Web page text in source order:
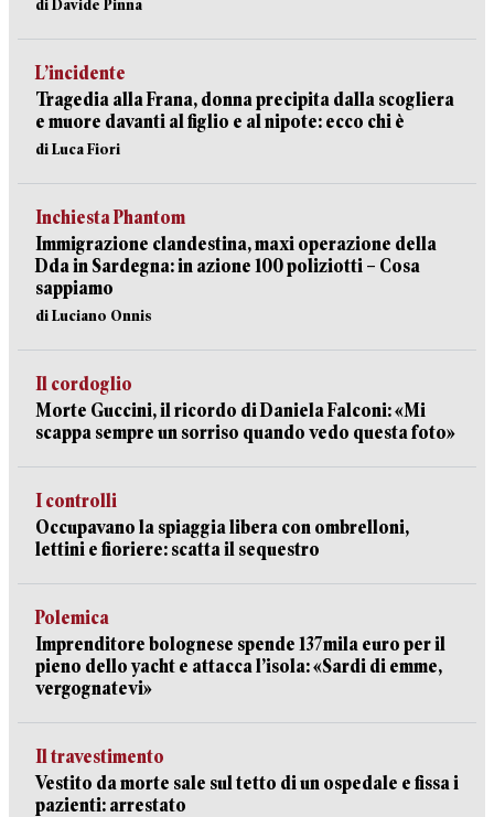
di Davide Pinna
L’incidente
Tragedia alla Frana, donna precipita dalla scogliera
e muore davanti al figlio e al nipote: ecco chi è
di Luca Fiori
Inchiesta Phantom
Immigrazione clandestina, maxi operazione della
Dda in Sardegna: in azione 100 poliziotti – Cosa
sappiamo
di Luciano Onnis
Il cordoglio
Morte Guccini, il ricordo di Daniela Falconi: «Mi
scappa sempre un sorriso quando vedo questa foto»
I controlli
Occupavano la spiaggia libera con ombrelloni,
lettini e fioriere: scatta il sequestro
Polemica
Imprenditore bolognese spende 137mila euro per il
pieno dello yacht e attacca l’isola: «Sardi di emme,
vergognatevi»
Il travestimento
Vestito da morte sale sul tetto di un ospedale e fissa i
pazienti: arrestato